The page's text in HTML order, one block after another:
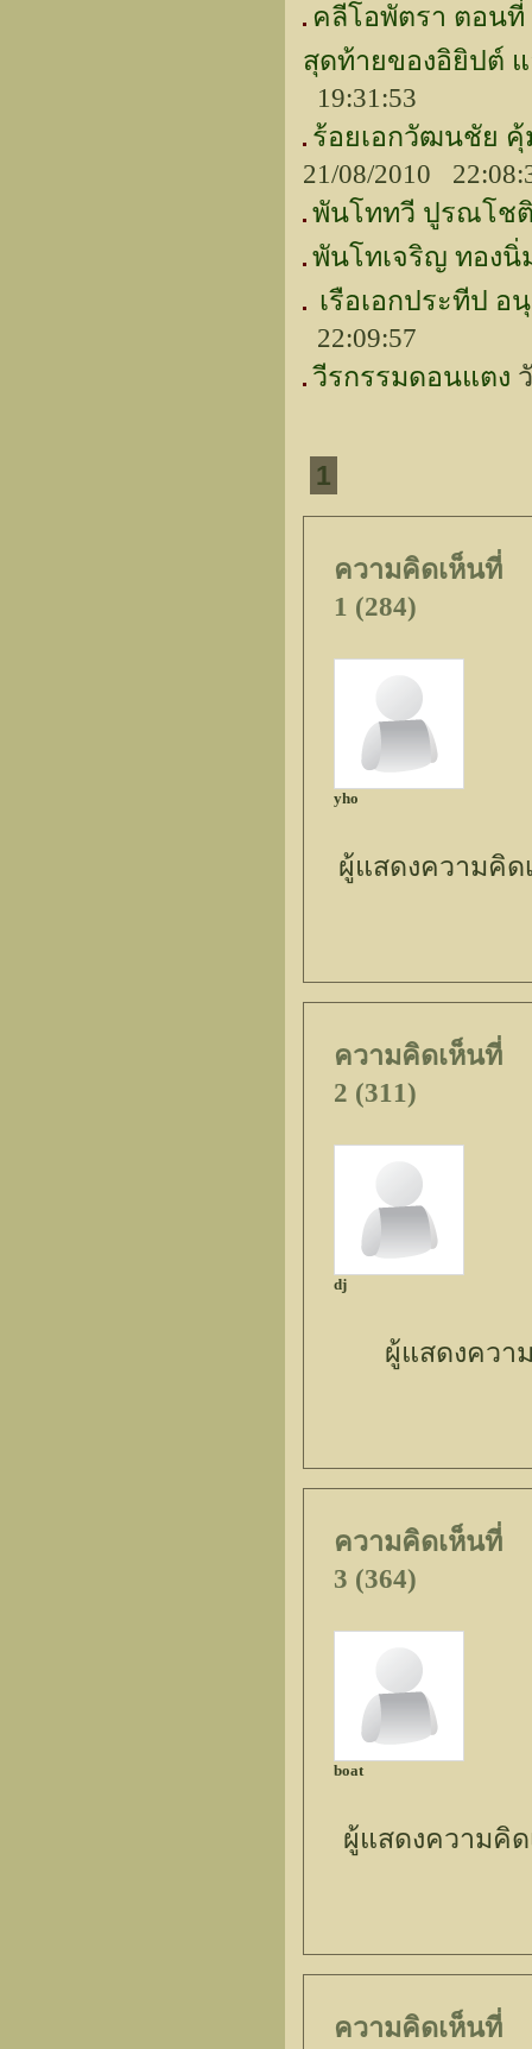
คลีโอพัตรา ตอน
สุดท้ายของอิยิปต์
19:31:53
ร้อยเอกวัฒนชัย
21/08/2010
พันโททวี ปูรณโช
พันโทเจริญ ทองนิ่
เรือเอกประทีป
22:09:57
วีรกรรมดอนแตง
1
ความคิดเห็นที่
1 (284)
yho
ผู้แสดงความคิด
ความคิดเห็นที่
2 (311)
dj
ผู้แสดงควา
ความคิดเห็นที่
3 (364)
boat
ผู้แสดงความคิ
ความคิดเห็นที่